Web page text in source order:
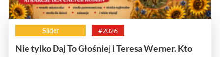
Slider #2026
Nie tylko Daj To Głośniej i Teresa Werner. Kto